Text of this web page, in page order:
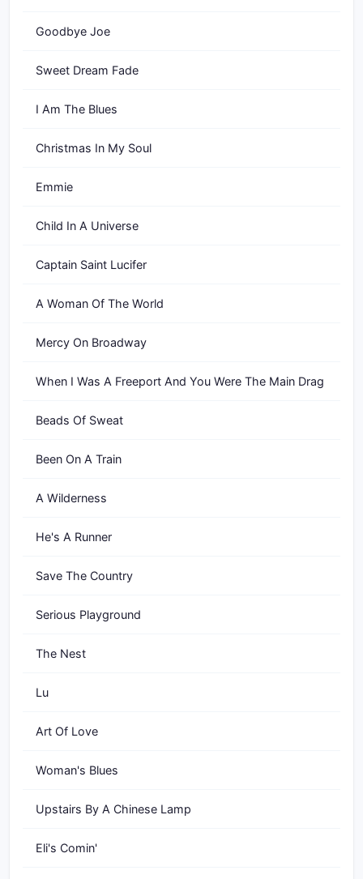
Goodbye Joe
Sweet Dream Fade
I Am The Blues
Christmas In My Soul
Emmie
Child In A Universe
Captain Saint Lucifer
A Woman Of The World
Mercy On Broadway
When I Was A Freeport And You Were The Main Drag
Beads Of Sweat
Been On A Train
A Wilderness
He's A Runner
Save The Country
Serious Playground
The Nest
Lu
Art Of Love
Woman's Blues
Upstairs By A Chinese Lamp
Eli's Comin'